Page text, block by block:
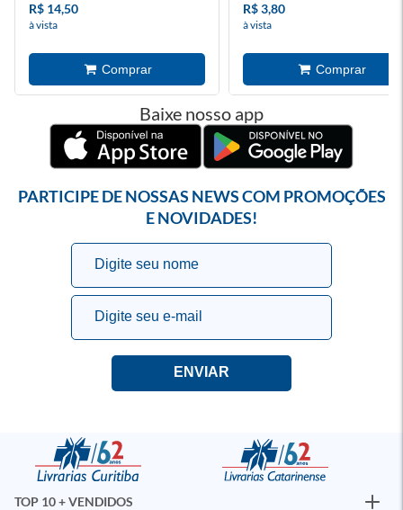
R$ 14,50
à vista
R$ 3,80
à vista
Baixe nosso app
PARTICIPE DE NOSSAS NEWS COM PROMOÇÕES
E NOVIDADES!
TOP 10 + VENDIDOS